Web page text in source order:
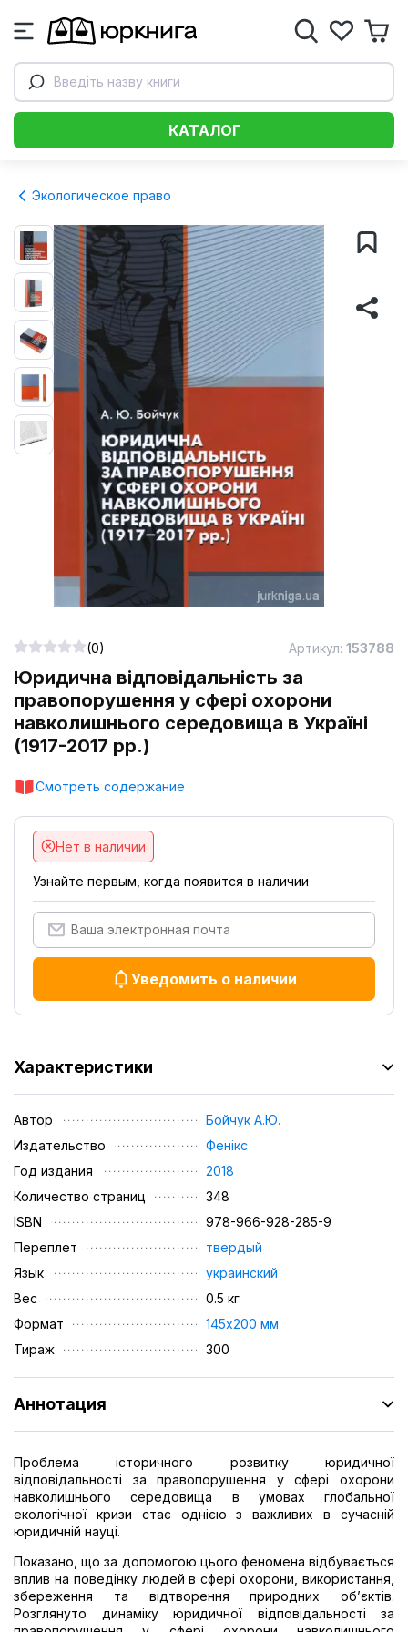
Введіть назву книги
КАТАЛОГ
Экологическое право
Юридична відповідальність за
правопорушення у сфері охорони
навколишнього середовища в Україні
(1917-2017 рр.)
Смотреть содержание
(0) Артикул: 153788
Нет в наличии
Узнайте первым, когда появится в наличии
Уведомить о наличии
Характеристики
Автор
Бойчук А.Ю.
Издательство
Фенікс
Год издания
2018
Количество страниц
348
ISBN
978-966-928-285-9
Переплет
твердый
Язык
украинский
Вес
0.5 кг
Формат
145х200 мм
Тираж
300
Аннотация
Проблема історичного розвитку юридичної
відповідальності за правопорушення у сфері охорони
навколишнього середовища в умовах глобальної
екологічної кризи стає однією з важливих в сучасній
юридичній науці.
Показано, що за допомогою цього феномена відбувається
вплив на поведінку людей в сфері охорони, використання,
збереження та відтворення природних об’єктів.
Розглянуто динаміку юридичної відповідальності за